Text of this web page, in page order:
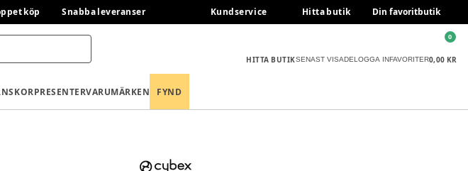
köp Snabba leveranser Kundservice Hitta butik Din favoritbutik
HITTA BUTIKSENAST VISADELOGGA INFAVORITER0,00 KR
0
PRESENTERVARUMÄRKEN FYND